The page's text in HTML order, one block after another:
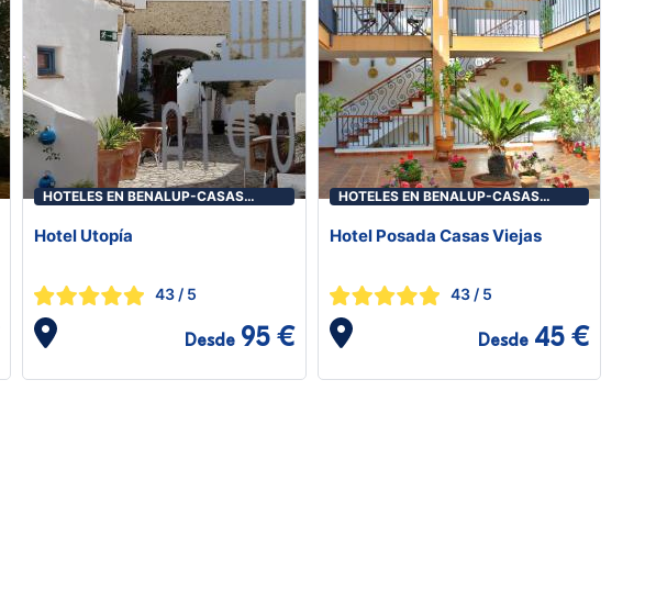
HOTELES EN BENALUP-CASAS
Hotel Utopía
43 / 5
Desde 95 €
HOTELES EN BENALUP-CASAS
Hotel Posada Casas Viejas
43/ 5
Desde 45 €